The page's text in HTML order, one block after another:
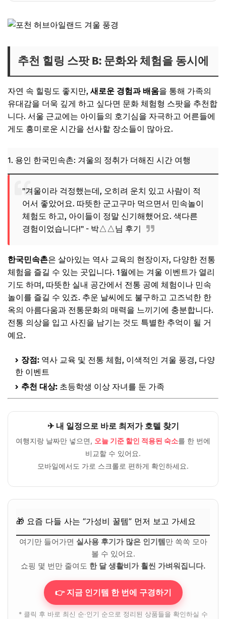
추천 힐링 스팟 B: 문화와 체험을 동시에
자연 속 힐링도 좋지만, 새로운 경험과 배움을 통해 가족의
유대감을 더욱 깊게 하고 싶다면 문화 체험형 스팟을 추천합
니다. 서울 근교에는 아이들의 호기심을 자극하고 어른들에
게도 흥미로운 시간을 선사할 장소들이 많아요.
1. 용인 한국민속촌: 겨울의 정취가 더해진 시간 여행
"겨울이라 걱정했는데, 오히려 운치 있고 사람이 적
어서 좋았어요. 따뜻한 군고구마 먹으면서 민속놀이
체험도 하고, 아이들이 정말 신기해했어요. 색다른
경험이었습니다!" - 박△△님 후기
한국민속촌은 살아있는 역사 교육의 현장이자, 다양한 전통
체험을 즐길 수 있는 곳입니다. 1월에는 겨울 이벤트가 열리
기도 하며, 따뜻한 실내 공간에서 전통 공예 체험이나 민속
놀이를 즐길 수 있죠. 추운 날씨에도 불구하고 고즈넉한 한
옥의 아름다움과 전통문화의 매력을 느끼기에 충분합니다.
전통 의상을 입고 사진을 남기는 것도 특별한 추억이 될 거
예요.
장점: 역사 교육 및 전통 체험, 이색적인 겨울 풍경, 다양
한 이벤트
추천 대상: 초등학생 이상 자녀를 둔 가족
✈ 내 일정으로 바로 최저가 호텔 찾기
여행지랑 날짜만 넣으면, 오늘 기준 할인 적용된 숙소를 한 번에
비교할 수 있어요.
모바일에서도 가로 스크롤로 편하게 확인하세요.
🎁 요즘 다들 사는 “가성비 꿀템” 먼저 보고 가세요
여기만 들어가면 실사용 후기가 많은 인기템만 쏙쏙 모아
볼 수 있어요.
쇼핑 몇 번만 줄여도 한 달 생활비가 훨씬 가벼워집니다.
👉 지금 인기템 한 번에 구경하기
* 클릭 후 바로 최신 순·인기 순으로 정리된 상품들을 확인하실 수